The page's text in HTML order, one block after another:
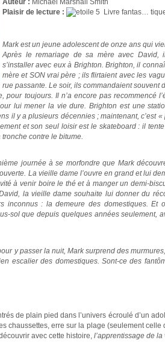
Auteur : Michael Marshall Smith
Plaisir de lecture :
Livre fantas…
Mark est un jeune adolescent de onze ans qui
Après le remariage de sa mère avec David,
s’installer avec eux à Brighton. Brighton, il
mère et SON vrai père ; ils flirtaient avec les
rue passante. Le soir, ils commandaient souvent
pour toujours. Il n’a encore pas recommencé
lui mener la vie dure. Brighton est une
il y a plusieurs décennies ; maintenant, c’est «
et son seul loisir est le skateboard : il
contre le bitume.
journée à se morfondre que Mark
La vieille dame l’ouvre en grand et lui
à venir boire le thé et à manger un demi-
la vieille dame souhaite lui donner du
inconnus : la demeure des domestiques. Et
sol que depuis quelques années seulement,
y passer la nuit, Mark surprend des
escalier des domestiques. Sont-ce des
de plain pied dans l’univers écroulé d’un
chaussettes, erre sur la plage (seulement
avec cette histoire, l’apprentissage de